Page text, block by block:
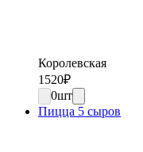
Королевская
1520₽
0шт
Пицца 5 сыров